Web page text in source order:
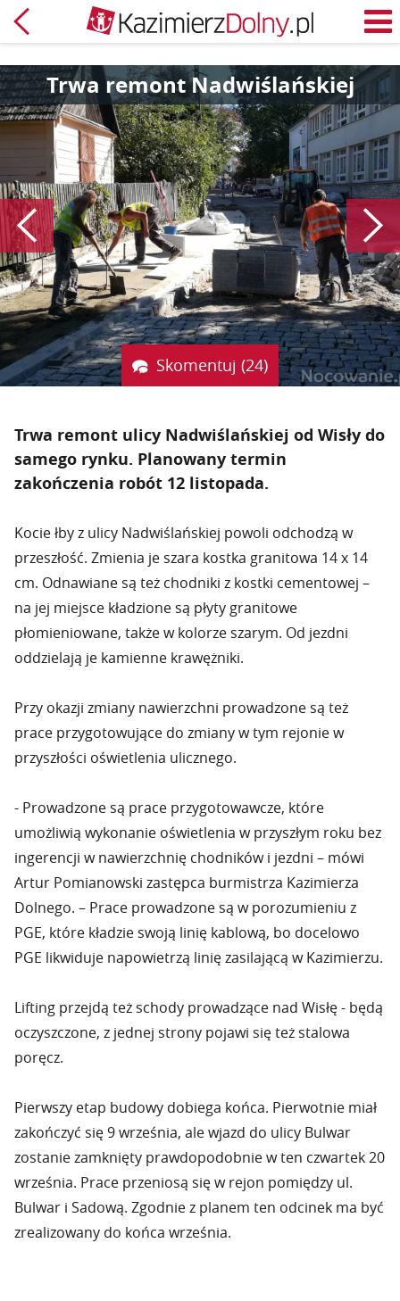
Powrót
Trwa remont Nadwiślańskiej
Poprzedni
Skomentuj (24)
Trwa remont ulicy Nadwiślańskiej od Wisły do
samego rynku. Planowany termin
zakończenia robót 12 listopada.
Kocie łby z ulicy Nadwiślańskiej powoli odchodzą w
przeszłość. Zmienia je szara kostka granitowa 14 x 14
cm. Odnawiane są też chodniki z kostki cementowej –
na jej miejsce kładzione są płyty granitowe
płomieniowane, także w kolorze szarym. Od jezdni
oddzielają je kamienne krawężniki.
Przy okazji zmiany nawierzchni prowadzone są też
prace przygotowujące do zmiany w tym rejonie w
przyszłości oświetlenia ulicznego.
- Prowadzone są prace przygotowawcze, które
umożliwią wykonanie oświetlenia w przyszłym roku bez
ingerencji w nawierzchnię chodników i jezdni – mówi
Artur Pomianowski zastępca burmistrza Kazimierza
Dolnego. – Prace prowadzone są w porozumieniu z
PGE, które kładzie swoją linię kablową, bo docelowo
PGE likwiduje napowietrzą linię zasilającą w Kazimierzu.
Lifting przejdą też schody prowadzące nad Wisłę - będą
oczyszczone, z jednej strony pojawi się też stalowa
poręcz.
Pierwszy etap budowy dobiega końca. Pierwotnie miał
zakończyć się 9 września, ale wjazd do ulicy Bulwar
zostanie zamknięty prawdopodobnie w ten czwartek 20
września. Prace przeniosą się w rejon pomiędzy ul.
Bulwar i Sadową. Zgodnie z planem ten odcinek ma być
zrealizowany do końca września.